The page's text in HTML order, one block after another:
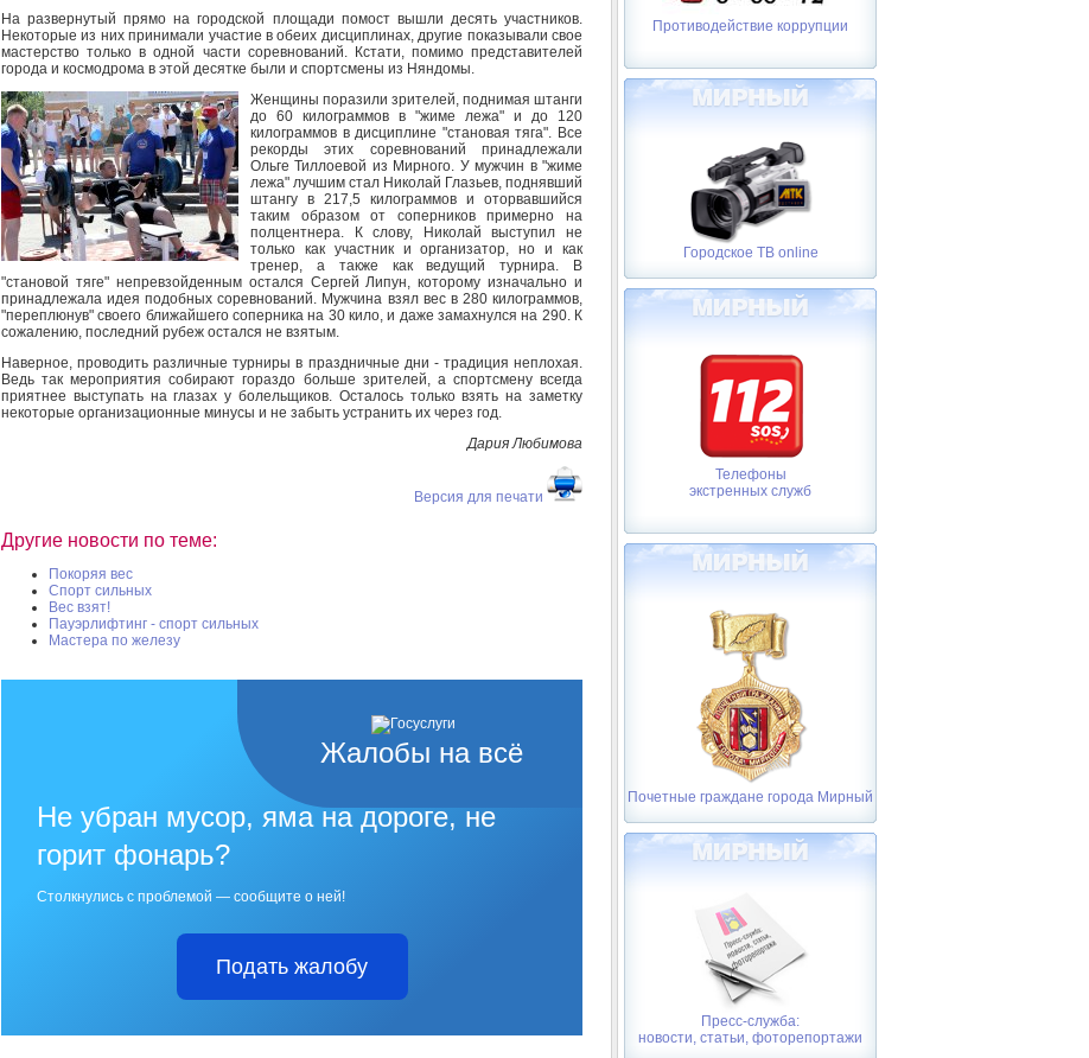
На развернутый прямо на городской площади помост вышли десять участников.
Некоторые из них принимали участие в обеих дисциплинах, другие показывали свое
мастерство только в одной части соревнований. Кстати, помимо представителей
города и космодрома в этой десятке были и спортсмены из Няндомы.
Женщины поразили зрителей, поднимая штанги
до 60 килограммов в "жиме лежа" и до 120
килограммов в дисциплине "становая тяга". Все
рекорды этих соревнований принадлежали
Ольге Тиллоевой из Мирного. У мужчин в "жиме
лежа" лучшим стал Николай Глазьев, поднявший
штангу в 217,5 килограммов и оторвавшийся
таким образом от соперников примерно на
полцентнера. К слову, Николай выступил не
только как участник и организатор, но и как
тренер, а также как ведущий турнира. В
"становой тяге" непревзойденным остался Сергей Липун, которому изначально и
принадлежала идея подобных соревнований. Мужчина взял вес в 280 килограммов,
"переплюнув" своего ближайшего соперника на 30 кило, и даже замахнулся на 290. К
сожалению, последний рубеж остался не взятым.
Наверное, проводить различные турниры в праздничные дни - традиция неплохая.
Ведь так мероприятия собирают гораздо больше зрителей, а спортсмену всегда
приятнее выступать на глазах у болельщиков. Осталось только взять на заметку
некоторые организационные минусы и не забыть устранить их через год.
Дария Любимова
Версия для печати
Другие новости по теме:
Покоряя вес
Спорт сильных
Вес взят!
Пауэрлифтинг - спорт сильных
Мастера по железу
Жалобы на всё
Не убран мусор, яма на дороге, не
горит фонарь?
Столкнулись с проблемой — сообщите о ней!
Подать жалобу
Противодействие коррупции
Городское ТВ online
Телефоны
экстренных служб
Почетные граждане города Мирный
Пресс-служба:
новости, статьи, фоторепортажи